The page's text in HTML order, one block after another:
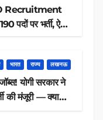
Recruitment
पदों पर भर्ती, ऐसे
भारत राज्य लखनऊ
योगी सरकार ने
की मंजूरी — क्या